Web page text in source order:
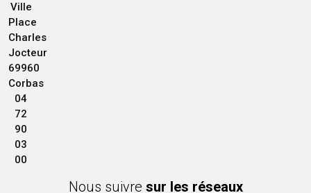
Ville
Place
Charles
Jocteur
69960
Corbas
04
72
90
03
00
Nous suivre sur les réseaux